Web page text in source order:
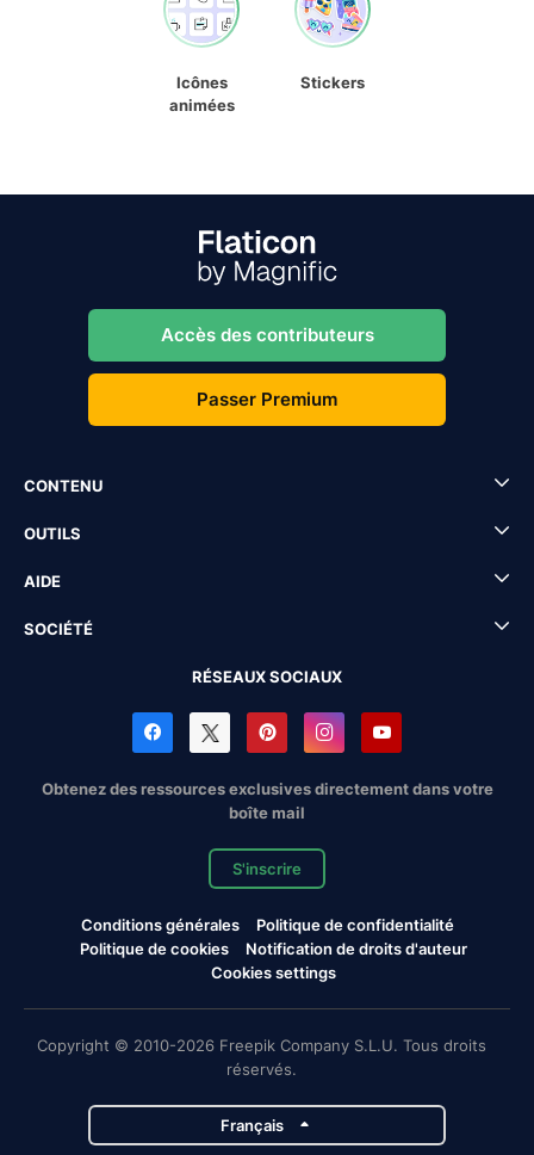
Icônes
animées
Stickers
Accès des contributeurs
Passer Premium
CONTENU
OUTILS
AIDE
SOCIÉTÉ
RÉSEAUX SOCIAUX
Obtenez des ressources exclusives directement dans votre
boîte mail
S'inscrire
Conditions générales
Politique de confidentialité
Politique de cookies
Notification de droits d'auteur
Cookies settings
Copyright © 2010-2026 Freepik Company S.L.U. Tous droits
réservés.
Français